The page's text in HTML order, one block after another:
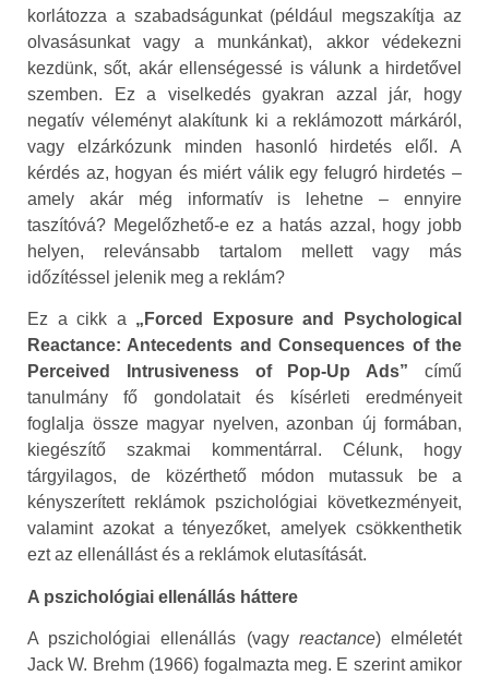
korlátozza a szabadságunkat (például megszakítja az
olvasásunkat vagy a munkánkat), akkor védekezni
kezdünk, sőt, akár ellenségessé is válunk a hirdetővel
szemben. Ez a viselkedés gyakran azzal jár, hogy
negatív véleményt alakítunk ki a reklámozott márkáról,
vagy elzárkózunk minden hasonló hirdetés elől. A
kérdés az, hogyan és miért válik egy felugró hirdetés –
amely akár még informatív is lehetne – ennyire
taszítóvá? Megelőzhető-e ez a hatás azzal, hogy jobb
helyen, relevánsabb tartalom mellett vagy más
időzítéssel jelenik meg a reklám?
Ez a cikk a „Forced Exposure and Psychological
Reactance: Antecedents and Consequences of the
Perceived Intrusiveness of Pop-Up Ads” című
tanulmány fő gondolatait és kísérleti eredményeit
foglalja össze magyar nyelven, azonban új formában,
kiegészítő szakmai kommentárral. Célunk, hogy
tárgyilagos, de közérthető módon mutassuk be a
kényszerített reklámok pszichológiai következményeit,
valamint azokat a tényezőket, amelyek csökkenthetik
ezt az ellenállást és a reklámok elutasítását.
A pszichológiai ellenállás háttere
A pszichológiai ellenállás (vagy reactance) elméletét
Jack W. Brehm (1966) fogalmazta meg. E szerint amikor